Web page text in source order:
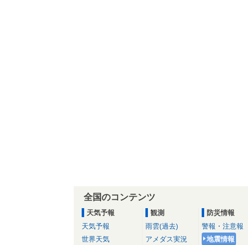
全国のコンテンツ
天気予報
天気予報
世界天気
観測
雨雲(過去)
アメダス実況
防災情報
警報・注意報
地震情報